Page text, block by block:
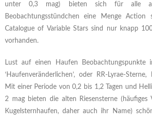
unter 0,3 mag) bieten sich für alle
Beobachtungsstündchen eine Menge Action
Catalogue of Variable Stars sind nur knapp
vorhanden.
Lust auf einen Haufen Beobachtungspunkte
‘Haufenveränderlichen’, oder RR-Lyrae-
Mit einer Periode von 0,2 bis 1,2 Tagen und
2 mag bieten die alten Riesensterne (häufiges
Kugelsternhaufen, daher auch ihr Name)